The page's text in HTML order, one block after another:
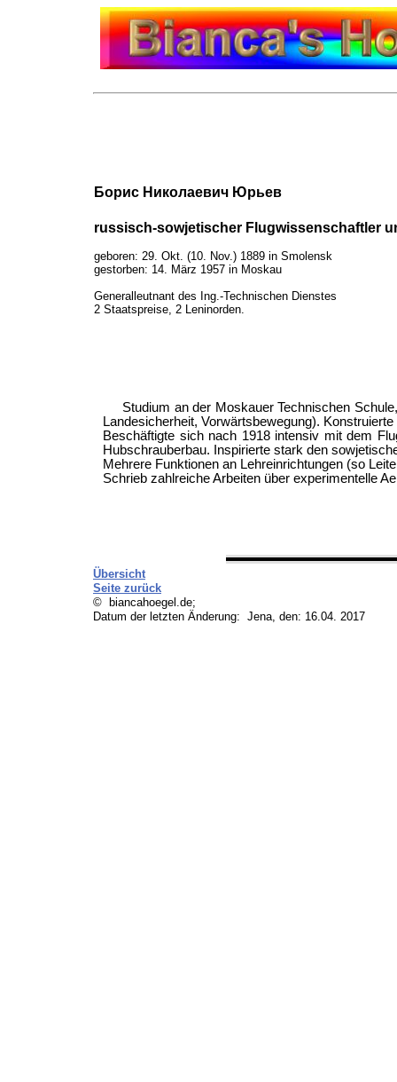
Борис Николаевич Юрьев
russisch-sowjetischer Flugwissenschaftler
geboren: 29. Okt. (10. Nov.) 1889 in Smolensk
gestorben: 14. März 1957 in Moskau
Generalleutnant des Ing.-Technischen Dienstes
2 Staatspreise, 2 Leninorden.
Studium an der Moskauer Technischen
Landesicherheit, Vorwärtsbewegung).
Beschäftigte sich nach 1918 intensiv mit dem
Hubschrauberbau. Inspirierte stark den
Mehrere Funktionen an Lehreinrichtungen (so
Schrieb zahlreiche Arbeiten über experimentelle
Übersicht
Seite zurück
© biancahoegel.de;
Datum der letzten Änderung: Jena, den: 16.04. 2017